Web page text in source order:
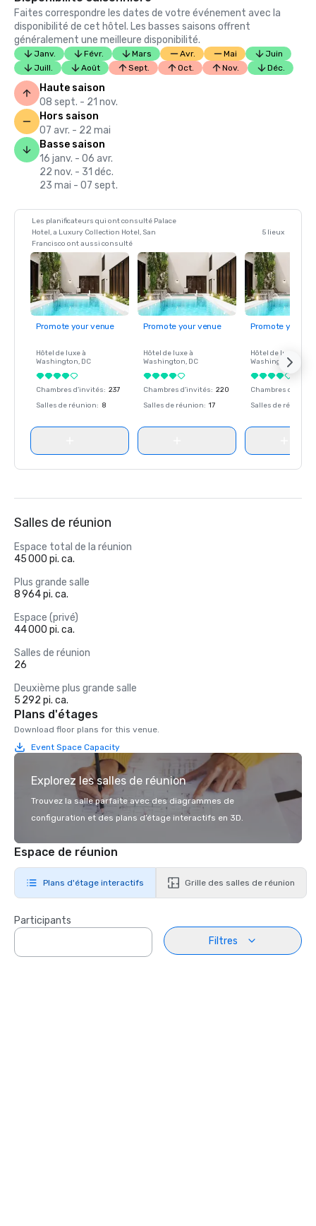
Faites correspondre les dates de votre événement avec la
disponibilité de cet hôtel. Les basses saisons offrent
généralement une meilleure disponibilité.
Janv. Févr. Mars Avr. Mai
Juin
Juill.
Août Sept. Oct. Nov. Déc.
Haute saison
08 sept. - 21 nov.
Hors saison
07 avr. - 22 mai
Basse saison
16 janv. - 06 avr.
22 nov. - 31 déc.
23 mai - 07 sept.
Les planificateurs qui ont consulté Palace
Hotel, a Luxury Collection Hotel, San
Francisco ont aussi consulté
5 lieux
Promote your venue
Hôtel de luxe à
Washington, DC
Chambres d'invités: 237
Salles de réunion: 8
Promote your venue
Hôtel de luxe à
Washington, DC
Chambres d'invités: 220
Salles de réunion: 17
Promote your
Hôtel de luxe à
Washington
Chambres
Salles de réunion
Salles de réunion
Espace total de la réunion
45 000 pi. ca.
Plus grande salle
8 964 pi. ca.
Espace (privé)
44 000 pi. ca.
Salles de réunion
26
Deuxième plus grande salle
5 292 pi. ca.
Plans d'étages
Download floor plans for this venue.
Event Space Capacity
Explorez les salles de réunion
Trouvez la salle parfaite avec des diagrammes de
configuration et des plans d’étage interactifs en 3D.
Espace de réunion
Plans d'étage interactifs Grille des salles de réunion
Participants
Filtres